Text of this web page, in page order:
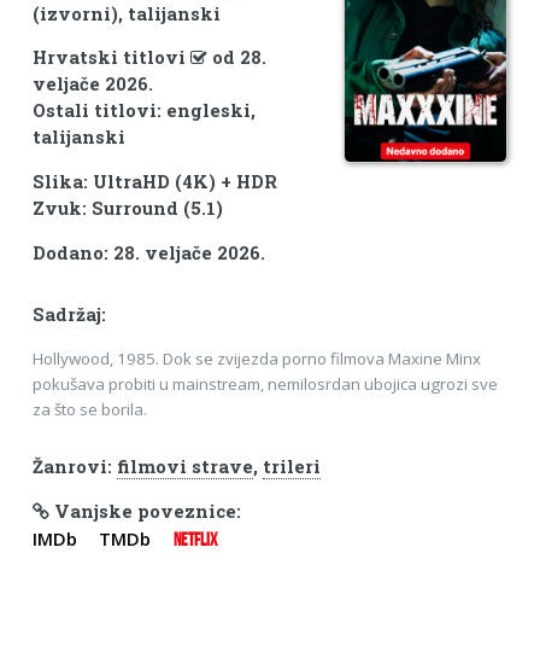
(izvorni), talijanski
Hrvatski titlovi
od 28.
veljače 2026.
Ostali titlovi: engleski,
talijanski
Slika: UltraHD (4K) + HDR
Zvuk: Surround (5.1)
Dodano: 28. veljače 2026.
Sadržaj:
Hollywood, 1985. Dok se zvijezda porno filmova Maxine Minx
pokušava probiti u mainstream, nemilosrdan ubojica ugrozi sve
za što se borila.
Žanrovi: filmovi strave, trileri
Vanjske poveznice:
IMDb TMDb NETFLIX